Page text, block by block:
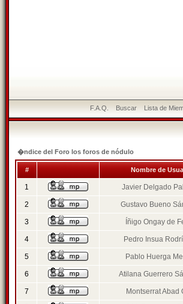
F.A.Q. Buscar Lista de
�ndice del Foro los foros de nódulo
# Nombre de
1 Javier Delgado
2 Gustavo Bueno
3 Íñigo Ongay de
4 Pedro Insua
5 Pablo Huerga
6 Atilana Guerrero
7 Montserrat Abad